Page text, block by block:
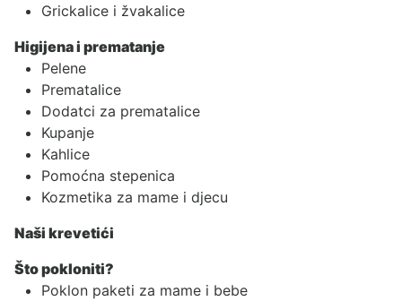
Grickalice i žvakalice
Higijena i prematanje
Pelene
Prematalice
Dodatci za prematalice
Kupanje
Kahlice
Pomoćna stepenica
Kozmetika za mame i djecu
Naši krevetići
Što pokloniti?
Poklon paketi za mame i bebe